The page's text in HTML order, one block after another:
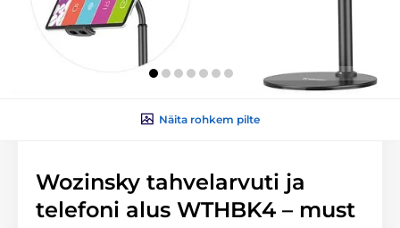
Näita rohkem pilte
Wozinsky tahvelarvuti ja
telefoni alus WTHBK4 – must